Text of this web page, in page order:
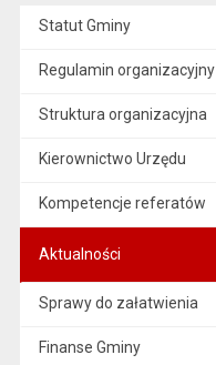
Statut Gminy
Regulamin organizacyjny
Struktura organizacyjna
Kierownictwo Urzędu
Kompetencje referatów
Aktualności
Sprawy do załatwienia
Finanse Gminy